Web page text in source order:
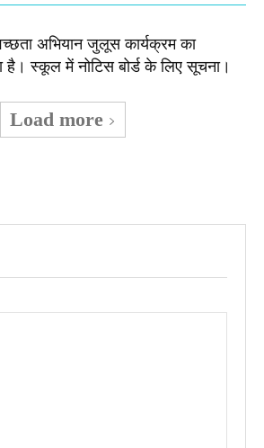
अभियान जुलूस कार्यक्रम का
है। स्कूल में नोटिस बोर्ड के लिए सूचना।
Load more